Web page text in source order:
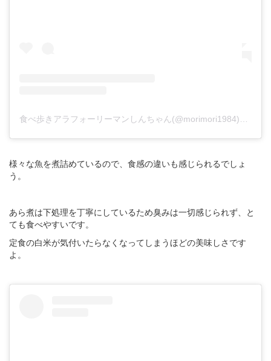
様々な魚を煮詰めているので、食感の違いも感じられるでしょ
う。
あら煮は下処理を丁寧にしているため臭みは一切感じられず、と
ても食べやすいです。
定食の白米が気付いたらなくなってしまうほどの美味しさです
よ。